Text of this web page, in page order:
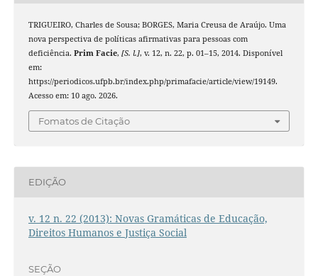
TRIGUEIRO, Charles de Sousa; BORGES, Maria Creusa de Araújo. Uma
nova perspectiva de políticas afirmativas para pessoas com
deficiência. Prim Facie, [S. l.], v. 12, n. 22, p. 01–15, 2014. Disponível
em:
https://periodicos.ufpb.br/index.php/primafacie/article/view/19149.
Acesso em: 10 ago. 2026.
Fomatos de Citação
EDIÇÃO
v. 12 n. 22 (2013): Novas Gramáticas de Educação,
Direitos Humanos e Justiça Social
SEÇÃO